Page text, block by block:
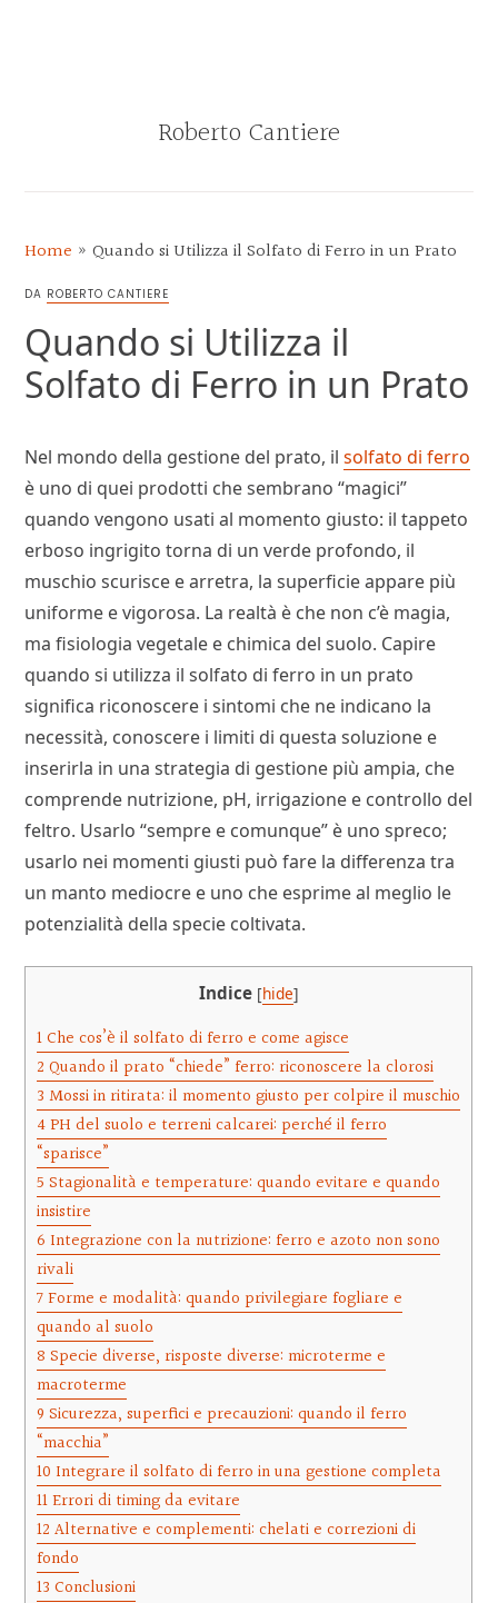
Roberto Cantiere
CANTIERE
Home »Quando si Utilizza il Solfato di Ferro in un Prato
DA ROBERTO CANTIERE
Quando si Utilizza il
Solfato di Ferro in un Prato
Nel mondo della gestione del prato, ilsolfato di ferro
è uno di quei prodotti che sembrano “magici”
quando vengono usati al momento giusto: il tappeto
erboso ingrigito torna di un verde profondo, il
muschio scurisce e arretra, la superficie appare più
uniforme e vigorosa. La realtà è che non c’è magia,
ma fisiologia vegetale e chimica del suolo. Capire
quando si utilizza il solfato di ferro in un prato
significa riconoscere i sintomi che ne indicano la
necessità, conoscere i limiti di questa soluzione e
inserirla in una strategia di gestione più ampia, che
comprende nutrizione, pH, irrigazione e controllo del
feltro. Usarlo “sempre e comunque” è uno spreco;
usarlo nei momenti giusti può fare la differenza tra
un manto mediocre e uno che esprime al meglio le
potenzialità della specie coltivata.
Indice [hide]
1Che cos’è il solfato di ferro e come agisce
2 Quando il prato “chiede” ferro: riconoscere la clorosi
3 Mossi in ritirata: il momento giusto per colpire il muschio
4PH del suolo e terreni calcarei: perché il ferro
“sparisce”
5 Stagionalità e temperature: quando evitare e quando
insistire
6 Integrazione con la nutrizione: ferro e azoto non sono
rivali
7Forme e modalità: quando privilegiare fogliare e
quando al suolo
8 Specie diverse, risposte diverse: microterme e
macroterme
9 Sicurezza, superfici e precauzioni: quando il ferro
“macchia”
10 Integrare il solfato di ferro in una gestione completa
11Errori di timing da evitare
12 Alternative e complementi: chelati e correzioni di
fondo
13 Conclusioni